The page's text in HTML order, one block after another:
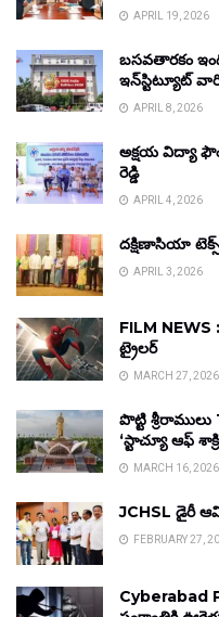
APRIL 19, 2026
బసవతారకం
ఇన్‌స్టిట్యూట్
APRIL 8, 2026
అక్షయ విద్యా
రెడ్డి
APRIL 4, 2026
దక్షిణాసియా
APRIL 3, 2026
FILM NEWS
ట్రైలర్
MARCH 27, 2026
పొట్టి
‘స్టాచ్యూ ఆఫ్
MARCH 16, 2026
JCHSL డైరీ
FEBRUARY 27,
Cyberabad